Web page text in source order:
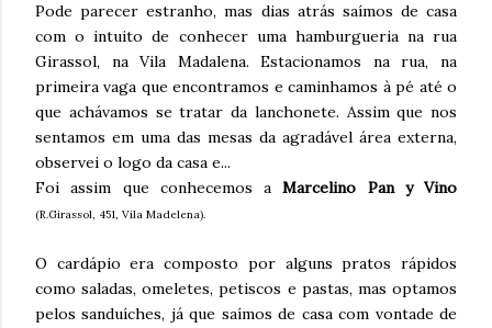
Pode parecer estranho, mas dias atrás saímos de casa
com o intuito de conhecer uma hamburgueria na rua
Girassol, na Vila Madalena. Estacionamos na rua, na
primeira vaga que encontramos e caminhamos à pé até o
que achávamos se tratar da lanchonete. Assim que nos
sentamos em uma das mesas da agradável área externa,
observei o logo da casa e...
Foi assim que conhecemos aMarcelino Pan y Vino
(R.Girassol, 451, Vila Madelena).
O cardápio era composto por alguns pratos rápidos
como saladas, omeletes, petiscos e pastas, mas optamos
pelos sanduíches, já que saímos de casa com vontade de